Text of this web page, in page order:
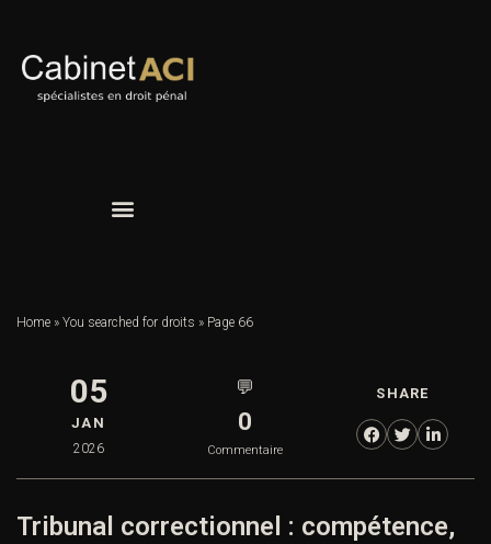
Home » You searched for droits » Page 66
05
JAN
2026
💬
0
Commentaire
SHARE
Tribunal correctionnel : compétence,